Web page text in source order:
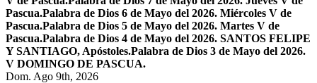
Pascua.Palabra de Dios 6 de Mayo del 2026. Miércoles V de
Pascua.Palabra de Dios 5 de Mayo del 2026. Martes V de
Pascua.Palabra de Dios 4 de Mayo del 2026. SANTOS FELIPE
Y SANTIAGO, Apóstoles.Palabra de Dios 3 de Mayo del 2026.
V DOMINGO DE PASCUA.
Dom. Ago 9th, 2026